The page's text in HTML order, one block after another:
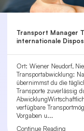
Transport Manager
internationale
Ort: Wiener Neudorf,
Transportabwicklung:
übernimmst du die
Transporte zuverlässig
verfügbare
Vorgaben u...
Continue Reading